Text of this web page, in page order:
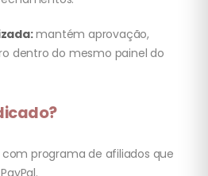
mantém aprovação,
dentro do mesmo painel do
programa de afiliados que